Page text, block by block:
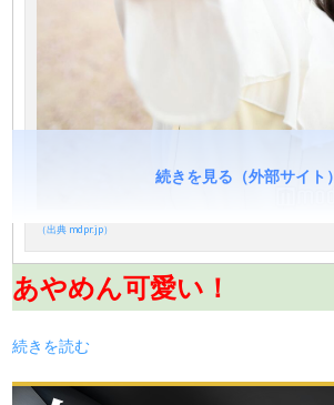
（出典 mdpr.jp）
あやめん可愛い！
続きを読む
続きを見る（外部サイト）